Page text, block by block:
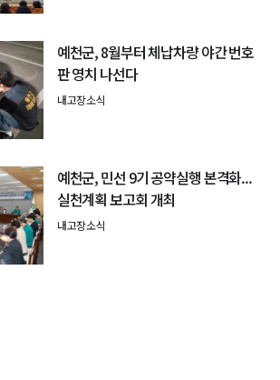
예천군, 8월부터 체납차량 야간 번호
판 영치 나선다
내고장소식
예천군, 민선 9기 공약실행 본격화...
실천계획 보고회 개최
내고장소식